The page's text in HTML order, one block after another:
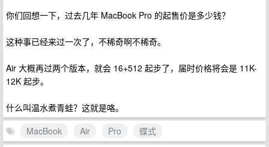
你们回想一下，过去几年 MacBook Pro 的起售价是多少钱？
这种事已经来过一次了，不稀奇啊不稀奇。
Air 大概再过两个版本，就会 16+512 起步了，届时价格将会是 11K-
12K 起步。
什么叫温水煮青蛙？这就是咯。
MacBook
Air Pro
蝶式